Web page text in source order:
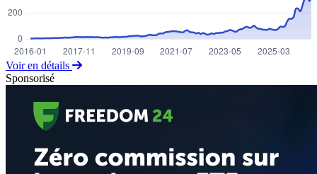
Voir en détails
Sponsorisé